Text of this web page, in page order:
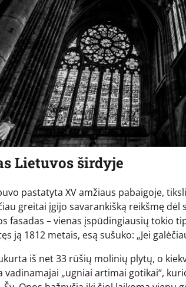
Lietuvos širdyje
pastatyta XV amžiaus pabaigoje,
greitai įgijo savarankišką reikšmę
fasadas – vienas įspūdingiausių tokio
ją 1812 metais, esą sušuko: „Jei
iš net 33 rūšių molinių plytų, o
vadinamajai „ugniai artimai gotikai“,